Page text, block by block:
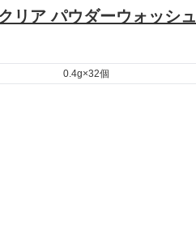
リア パウダーウォッシュ
0.4g×32個